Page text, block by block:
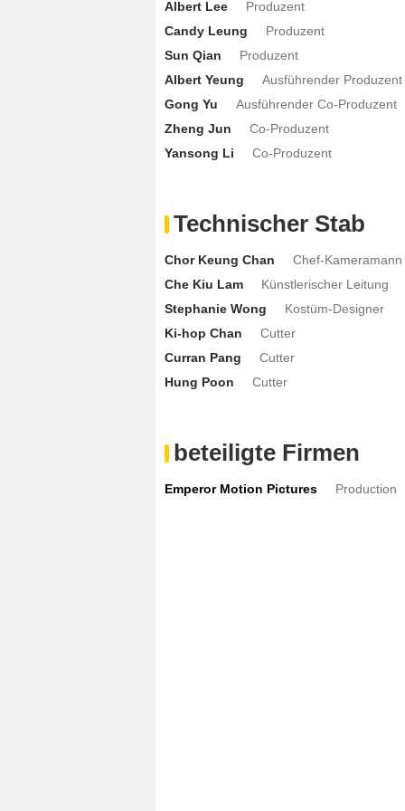
Albert Lee
Produzent
Candy Leung
Produzent
Sun Qian
Produzent
Albert Yeung
Ausführender Produzent
Gong Yu
Ausführender Co-Produzent
Zheng Jun
Co-Produzent
Yansong Li
Co-Produzent
Technischer Stab
Chor Keung Chan
Chef-Kameramann
Che Kiu Lam
Künstlerischer Leitung
Stephanie Wong
Kostüm-Designer
Ki-hop Chan
Cutter
Curran Pang
Cutter
Hung Poon
Cutter
beteiligte Firmen
Emperor Motion Pictures Production